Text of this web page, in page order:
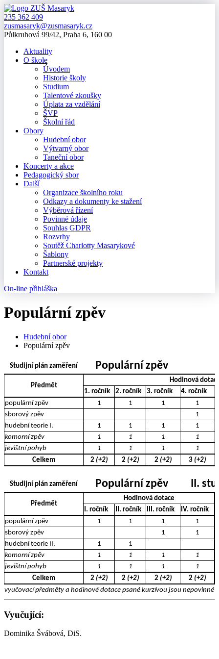
235 362 409
zusmasaryk@zusmasaryk.cz
Půlkruhová 99/42, Praha 6, 160 00
Aktuality
O škole
Úvodem
Historie školy
Studium
Talentové zkoušky
Úplata za vzdělání
ŠVP
Školní řád
Obory
Hudební obor
Výtvarný obor
Taneční obor
Koncerty a akce
Pedagogický sbor
Další
Organizace školního roku
Odkazy a dokumenty ke stažení
Výběrová řízení
Povinné údaje
Souhlas GDPR
Rozvrhy
Soutěž Charlotty Masarykové
Šablony
Partnerské projekty
Kontakt
On-line přihláška
Populární zpěv
Hudební obor
Populární zpěv
Studijní plán zaměření Populární zpěv
Předmět
Hodinová
1. ročník
2. ročník 3. ročník 4. ročník
populární zpěv
1 1 1
1
sborový zpěv
1
hudební teorie I.
1 1 1
1
komorní zpěv
1 1 1
1
jevištní pohyb
1 1 1
1
Celkem
2 (+2) 2 (+2) 2 (+2) 3 (+2)
Studijní plán zaměření Populární zpěv II.
Předmět
Hodinová dotace
I. ročník
II. ročník III. ročník
IV. ročník
populární zpěv
1 1 1
1
sborový zpěv
1
1
hudební teorie II.
1
1
komorní zpěv
1 1 1
1
jevištní pohyb
1 1 1
1
Celkem
2 (+2) 2 (+2) 2 (+2) 2 (+2)
vyučovací předměty a hodinové dotace psané kurzívou jsou nepovinné
Vyučující:
Dominika Švábová, DiS.